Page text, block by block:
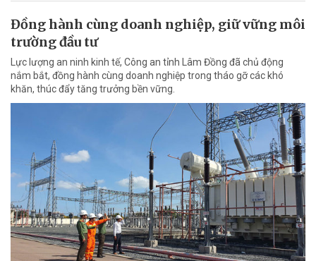
Đồng hành cùng doanh nghiệp, giữ vững môi
trường đầu tư
Lực lượng an ninh kinh tế, Công an tỉnh Lâm Đồng đã chủ động
nắm bắt, đồng hành cùng doanh nghiệp trong tháo gỡ các khó
khăn, thúc đẩy tăng trưởng bền vững.